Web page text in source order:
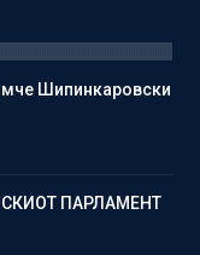
Шипинкаровски
ПАРЛАМЕНТ